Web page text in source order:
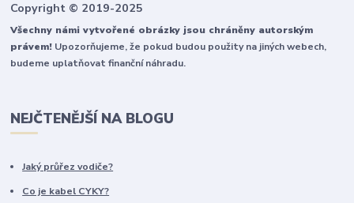
Copyright © 2019-2025
Všechny námi vytvořené obrázky jsou chráněny autorským
právem! Upozorňujeme, že pokud budou použity na jiných webech,
budeme uplatňovat finanční náhradu.
NEJČTENĚJŠÍ NA BLOGU
Jaký průřez vodiče?
Co je kabel CYKY?